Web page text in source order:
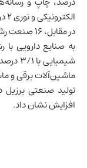
الکترونیکی و نوری ۲ درصد کاهش یافت.
در مقابل،
ماشین‌آلات برقی و
افزایش نشان داد.